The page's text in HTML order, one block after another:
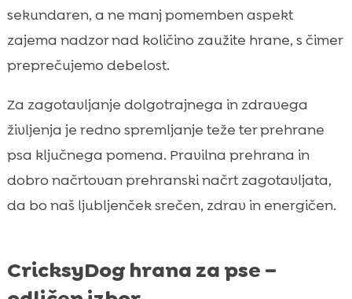
sekundaren, a ne manj pomemben aspekt
zajema nadzor nad količino zaužite hrane, s čimer
preprečujemo debelost.
Za zagotavljanje dolgotrajnega in zdravega
življenja je redno spremljanje teže ter prehrane
psa ključnega pomena. Pravilna prehrana in
dobro načrtovan prehranski načrt zagotavljata,
da bo naš ljubljenček srečen, zdrav in energičen.
CricksyDog hrana za pse –